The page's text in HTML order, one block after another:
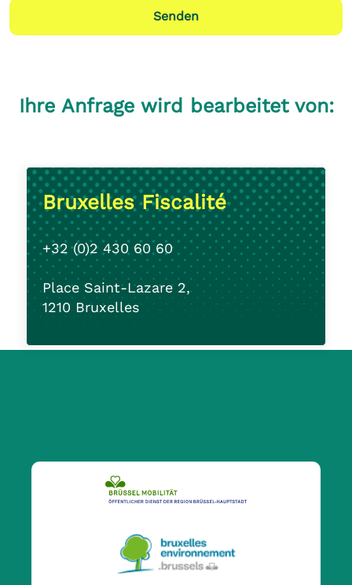
Senden
Ihre Anfrage wird bearbeitet von:
Bruxelles Fiscalité
+32 (0)2 430 60 60
Place Saint-Lazare 2,
1210 Bruxelles